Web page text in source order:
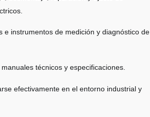
e instrumentos de medición y diagnóstico de
técnicos y especificaciones.
efectivamente en el entorno industrial y